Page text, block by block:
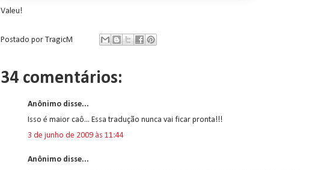
Valeu!
Postado por TragicM
34 comentários:
Anônimo disse...
Isso é maior caô... Essa tradução nunca vai ficar pronta!!!
3 de junho de 2009 às 11:44
Anônimo disse...